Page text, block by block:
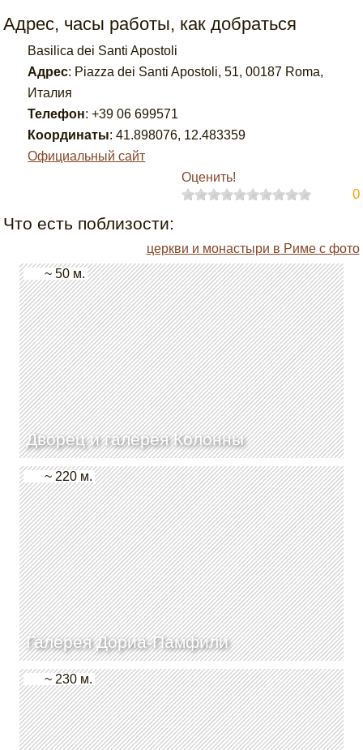
Адрес, часы работы, как добраться
Basilica dei Santi Apostoli
Адрес: Piazza dei Santi Apostoli, 51, 00187 Roma,
Италия
Телефон:+39 06 699571
Координаты: 41.898076, 12.483359
Официальный сайт
Оценить!
0
Что есть поблизости:
церкви и монастыри в Риме с фото
Дворец и галерея Колонны
~ 50 м.
Галерея Дориа-Памфили
~ 220 м.
~ 230 м.